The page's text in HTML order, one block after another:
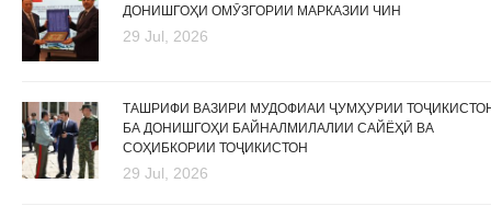
ДОНИШГОҲИ ОМӮЗГОРИИ МАРКАЗИИ ЧИН
29 Jul, 2026
ТАШРИФИ ВАЗИРИ МУДОФИАИ ҶУМҲУРИИ
БА ДОНИШГОҲИ БАЙНАЛМИЛАЛИИ САЙЁҲӢ ВА
СОҲИБКОРИИ ТОҶИКИСТОН
29 Jul, 2026